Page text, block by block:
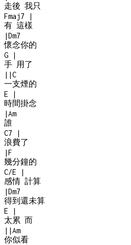
走後 我只
Fmaj7
|
有 這樣
|Dm7
懷念你的
G
|
手 用了
| |C
一支煙的
E
|
時間掛念
|Am
誰
C7
|
浪費了
|F
幾分鐘的
C/E
|
感情 計算
|Dm7
得到還未算
E
|
太累 而
| |Am
你似看